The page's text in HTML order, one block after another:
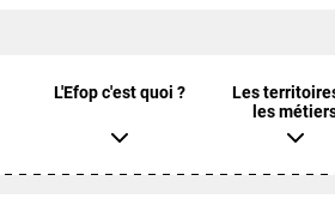
L'Efop c'est quoi ?
Les
les